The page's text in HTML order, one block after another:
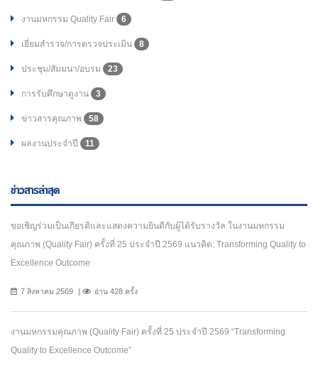
งานมหกรรม Quality Fair 6
เยี่ยมสำรวจ/การตรวจประเมิน 8
ประชุม/สัมมนา/อบรม 23
การรับศึกษาดูงาน 3
ข่าวสารคุณภาพ 58
ผลงานประจำปี 11
ข่าวสารล่าสุด
ขอเชิญร่วมเป็นเกียรติและแสดงความยินดีกับผู้ได้รับรางวัล ในงานมหกรรม
คุณภาพ (Quality Fair) ครั้งที่ 25 ประจำปี 2569 แนวคิด: Transforming Quality to
Excellence Outcome
7 สิงหาคม 2569 อ่าน 428 ครั้ง
งานมหกรรมคุณภาพ (Quality Fair) ครั้งที่ 25 ประจำปี 2569 “Transforming
Quality to Excellence Outcome”